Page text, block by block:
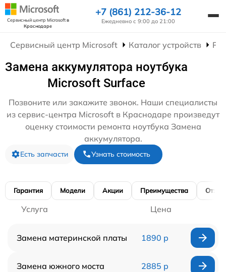
Сервисный центр Microsoftв
Краснодаре
+7 (861) 212-36-12
Ежедневно с 9:00 до 21:00
Сервисный центр Microsoft Каталог устройств
Замена аккумулятора ноутбука
Microsoft Surface
Позвоните или закажите звонок. Наши специалисты
из сервис-центра Microsoft в Краснодаре произведут
оценку стоимости ремонта ноутбука Замена
аккумулятора.
Есть запчасти Узнать стоимость
Гарантия Модели Акции Преимущества
Услуга Цена
Замена материнской платы 1890 р
Замена южного моста 2885 р